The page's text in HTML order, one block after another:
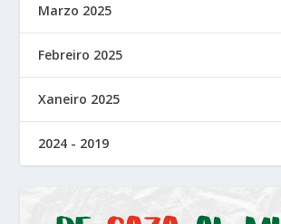
Marzo 2025
Febreiro 2025
Xaneiro 2025
2024 - 2019